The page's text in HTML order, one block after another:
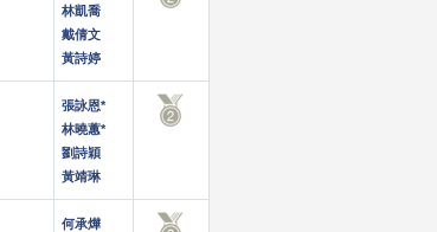
林凱喬
戴倩文
黃詩婷
張詠恩*
林曉蕙*
劉詩穎
黃靖琳
何承燁